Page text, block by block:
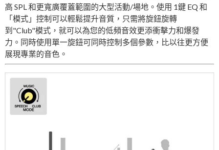
高 SPL 和更寬廣覆蓋範圍的大型活動/場地。使用 1鍵 EQ 和
「模式」控制可以輕鬆提升音質，只需將旋鈕旋轉
到"Club"模式，就可以為您的低頻音效更添衝擊力和爆發
力。同時使用單一旋鈕可同時控制多個參數，比以往更方便
展現專業的音色。